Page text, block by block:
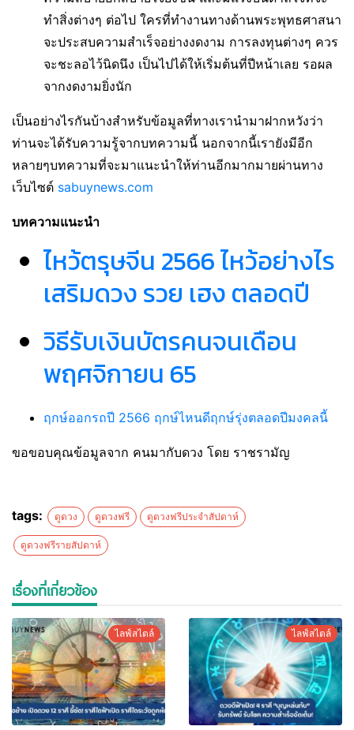
ทำสิ่งต่างๆ ต่อไป​ ใครที่ทำงานทางด้านพระพุทธศาสนา
จะประสบความสำเร็จอย่างงดงาม การลงทุนต่างๆ ควร
จะชะลอไว้นิดนึง เป็นไปได้ให้เริ่มต้นที่ปีหน้าเลย รอผล
จากงดงามยิ่งนัก
เป็นอย่างไรกันบ้างสำหรับข้อมูลที่ทางเรานำมาฝากหวังว่า
ท่านจะได้รับความรู้จากบทความนี้ นอกจากนี้เรายังมีอีก
หลายๆบทความที่จะมาแนะนำให้ท่านอีกมากมายผ่านทาง
เว็บไซต์ sabuynews.com
บทความแนะนำ
ไหว้ตรุษจีน 2566 ไหว้อย่างไร
เสริมดวง รวย เฮง ตลอดปี
วิธีรับเงินบัตรคนจนเดือน
พฤศจิกายน 65
ฤกษ์ออกรถปี 2566 ฤกษ์ไหนดีฤกษ์รุ่งตลอดปีมงคลนี้
ขอขอบคุณข้อมูลจาก คนมากับดวง​ โดย​ ราชรามัญ
tags: ดูดวง ดูดวงฟรี ดูดวงฟรีประจำสัปดาห์
ดูดวงฟรีรายสัปดาห์
เรื่องที่เกี่ยวข้อง
ไลฟ์สไตล์ ไลฟ์สไตล์